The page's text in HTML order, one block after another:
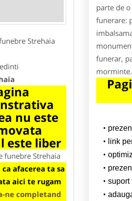
Strehaia
nu este
este liber
funebre Strehaia
afacerea ta sa
aici te rugam
ne completand
parte de
funerare:
funerar,
morminte.
link
suport